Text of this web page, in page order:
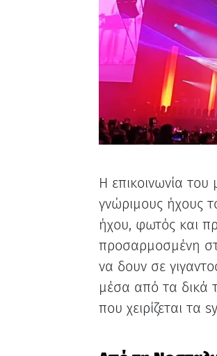
Η επικοινωνία
γνώριμους ήχους
ήχου, φωτός και
προσαρμοσμένη
να δουν σε
μέσα από τα δικά
που χειρίζεται τα